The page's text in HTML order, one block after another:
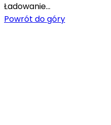
Ładowanie...
Powrót do góry